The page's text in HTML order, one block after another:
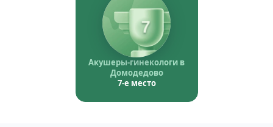
7
Акушеры-гинекологи в
Домодедово
7-е место